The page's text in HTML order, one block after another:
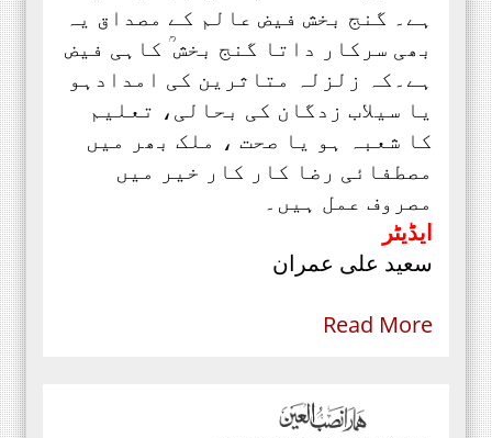
ہے۔ گنج بخش فیض عالم کے مصداق یہ
بھی سرکار داتا گنج بخش ؒ کاہی فیض
ہے۔کہ زلزلہ متاثرین کی امدادہو
یا سیلاب زدگان کی بحالی، تعلیم
کا شعبہ ہو یا صحت ، ملک بھر میں
مصطفائی رضا کار کار خیر میں
مصروف عمل ہیں۔
ایڈیٹر
سعید علی عمران
Read More